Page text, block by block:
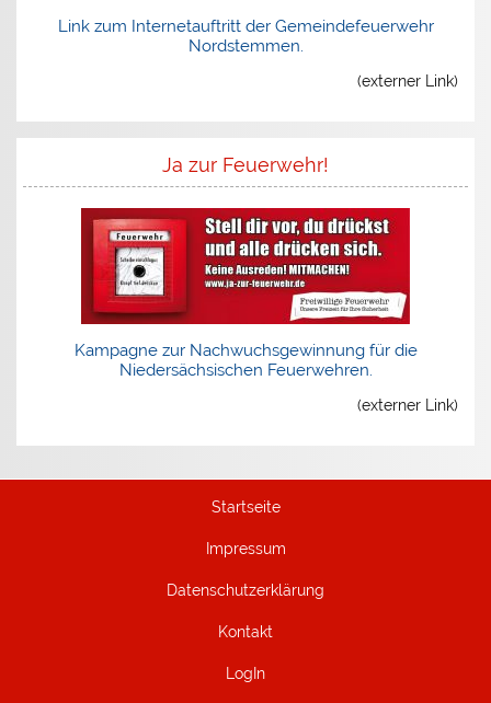
Link zum Internetauftritt der Gemeindefeuerwehr
Nordstemmen.
(externer Link)
Ja zur Feuerwehr!
Kampagne zur Nachwuchsgewinnung für die
Niedersächsischen Feuerwehren.
(externer Link)
Startseite
Impressum
Datenschutzerklärung
Kontakt
LogIn